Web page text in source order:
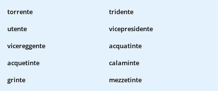
torrente
tridente
utente
vicepresidente
vicereggente
acquatinte
acquetinte
calaminte
grinte
mezzetinte